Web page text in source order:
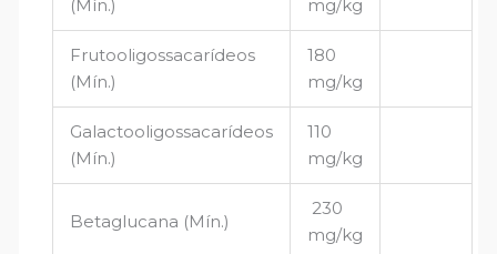
(Mín.)
mg/kg
Frutooligossacarídeos
(Mín.)
180
mg/kg
Galactooligossacarídeos
(Mín.)
110
mg/kg
Betaglucana (Mín.)
230
mg/kg